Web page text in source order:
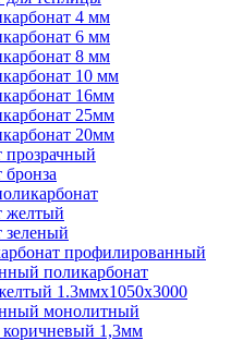
4 мм
6 мм
8 мм
10 мм
16мм
25мм
20мм
прозрачный
желтый
зеленый
профилированный
поликарбонат
1.3ммх1050х3000
монолитный
коричневый 1,3мм